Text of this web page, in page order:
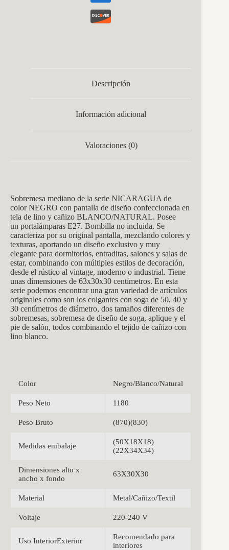
Descripción
Información adicional
Valoraciones (0)
Sobremesa mediano de la serie NICARAGUA de
color NEGRO con pantalla de diseño confeccionada en
tela de lino y cañizo BLANCO/NATURAL. Posee
un portalámparas E27. Bombilla no incluida. Se
caracteriza por su original pantalla, mezclando colores y
texturas, aportando un diseño exclusivo y muy
elegante para dormitorios, entraditas, salones y salas de
estar, combinando con múltiples estilos de decoración,
desde el rústico al vintage, moderno o industrial. Tiene
unas dimensiones de 63x30x30 centímetros. En esta
serie podemos encontrar una gran variedad de artículos
originales como son los colgantes con soga de 50, 40 y
30 centímetros de diámetro, dos tamaños diferentes de
sobremesas, sobremesa de diseño de soga, aplique y el
pie de salón, todos combinando el tejido de cañizo con
lino blanco.
Color Negro/Blanco/Natural
Peso Neto 1180
Peso Bruto (870)(830)
Medidas embalaje
(50X18X18)
(22X34X34)
Dimensiones alto x
ancho x fondo
63X30X30
Material Metal/Cañizo/Textil
Voltaje 220-240 V
Uso InteriorExterior
Recomendado para
interiores